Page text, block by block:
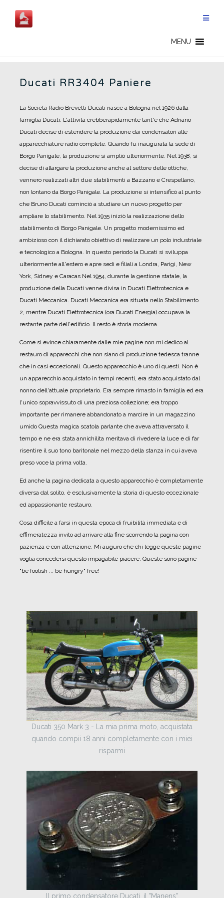
contenuto
MENU
Ducati RR3404 Paniere
La Società Radio Brevetti Ducati nasce a Bologna nel 1926 dalla
famiglia Ducati. L'attività crebberapidamente tant'è che Adriano
Ducati decise di estendere la produzione dai condensatori alle
apparecchiature radio complete. Quando fu inaugurata la sede di
Borgo Panigale, la produzione si ampliò ulteriormente. Nel 1938, si
decise di allargare la produzione anche al settore delle ottiche,
vennero realizzati altri due stabilimenti a Bazzano e Crespellano,
non lontano da Borgo Panigale. La produzione si intensificò al punto
che Bruno Ducati cominciò a studiare un nuovo progetto per
ampliare lo stabilimento. Nel 1935 iniziò la realizzazione dello
stabilimento di Borgo Panigale. Un progetto modernissimo ed
ambizioso con il dichiarato obiettivo di realizzare un polo industriale
e tecnologico a Bologna. In questo periodo la Ducati si sviluppa
ulteriormente all'estero e apre sedi e filiali a Londra, Parigi, New
York, Sidney e Caracas Nel 1954, durante la gestione statale, la
produzione della Ducati venne divisa in Ducati Elettrotecnica e
Ducati Meccanica. Ducati Meccanica era situata nello Stabilimento
2, mentre Ducati Elettrotecnica (ora Ducati Energia) occupava la
restante parte dell'edificio. Il resto è storia moderna.
Come si evince chiaramente dalle mie pagine non mi dedico al
restauro di apparecchi che non siano di produzione tedesca tranne
che in casi eccezionali. Questo apparecchio è uno di questi. Non è
un apparecchio acquistato in tempi recenti, era stato acquistato dal
nonno dell'attuale proprietario. Era sempre rimasto in famiglia ed era
l'unico sopravvissuto di una preziosa collezione; era troppo
importante per rimanere abbandonato a marcire in un magazzino
umido Questa magica scatola parlante che aveva attraversato il
tempo e ne era stata annichilita meritava di rivedere la luce e di far
risentire il suo tono baritonale nel mezzo della stanza in cui aveva
preso voce la prima volta.
Ed anche la pagina dedicata a questo apparecchio è completamente
diversa dal solito, è esclusivamente la storia di questo eccezionale
ed appassionante restauro.
Cosa difficile a farsi in questa epoca di fruibilità immediata e di
effimeratezza invito ad arrivare alla fine scorrendo la pagina con
pazienza e con attenzione. Mi auguro che chi legge queste pagine
voglia concedersi questo impagabile piacere. Queste sono pagine
"be foolish ... be hungry" free!
Ducati 350 Mark 3 - La mia prima moto, acquistata
quando compii 18 anni completamente con i miei
risparmi
Il primo condensatore Ducati, il "Manens"